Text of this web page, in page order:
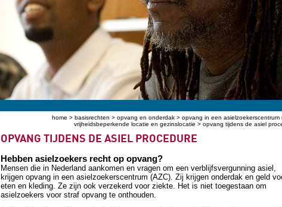
home > basisrechten > opvang en onderdak > opvang in een asielzoekerscentrum
vrijheidsbeperkende locatie en gezinslocatie > opvang tijdens de asiel
OPVANG TIJDENS DE ASIEL PROCEDURE
Hebben asielzoekers recht op opvang?
Mensen die in Nederland aankomen en vragen om een verblijfsvergunning asiel,
krijgen opvang in een asielzoekerscentrum (AZC). Zij krijgen onderdak en geld
eten en kleding. Ze zijn ook verzekerd voor ziekte. Het is niet toegestaan om
asielzoekers voor straf opvang te onthouden.